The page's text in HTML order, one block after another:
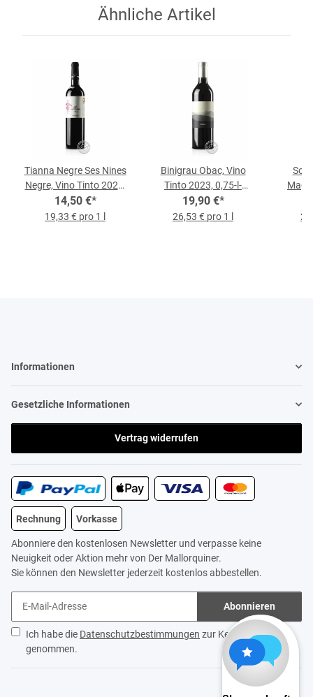
Ähnliche Artikel
Tianna Negre Ses Nines
Negre, Vino Tinto 2023,
0,75-l-Flasche
14,50 €*
19,33 € pro 1 l
Binigrau Obac, Vino
Tinto 2023, 0,75-l-
Flasche
19,90 €*
26,53 € pro 1 l
Son
Informationen
Gesetzliche Informationen
Vertrag widerrufen
Rechnung Vorkasse
Abonniere den kostenlosen Newsletter und verpasse keine
Neuigkeit oder Aktion mehr von Der Mallorquiner.
Sie können den Newsletter jederzeit kostenlos abbestellen.
Abonnieren
Ich habe die Datenschutzbestimmungen zur Kenntnis
genommen.